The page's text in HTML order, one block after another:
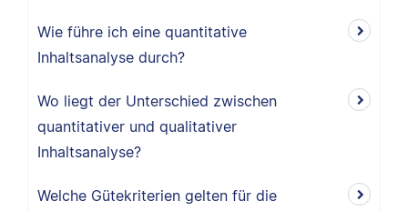
Wie führe ich eine quantitative
Inhaltsanalyse durch?
Wo liegt der Unterschied zwischen
quantitativer und qualitativer
Inhaltsanalyse?
Welche Gütekriterien gelten für die